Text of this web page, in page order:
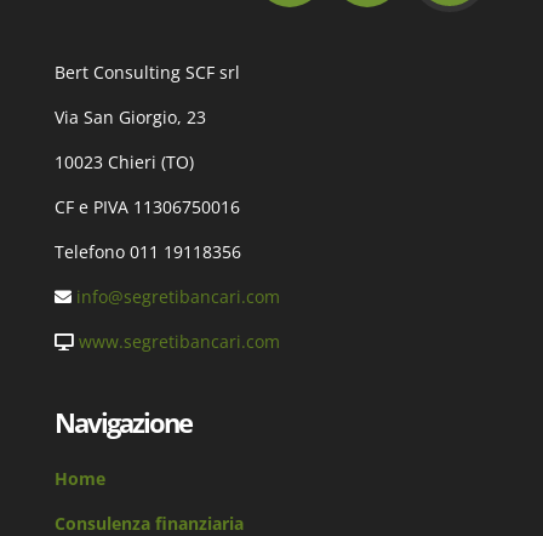
Bert Consulting SCF srl
Via San Giorgio, 23
10023 Chieri (TO)
CF e PIVA 11306750016
Telefono 011 19118356
info@segretibancari.com
www.segretibancari.com
Navigazione
Home
Consulenza finanziaria